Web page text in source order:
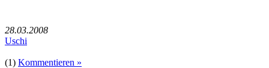
28.03.2008
Uschi
(1) Kommentieren »